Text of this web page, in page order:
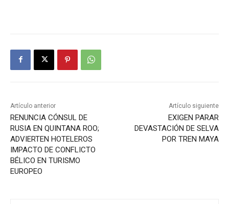
Artículo anterior
RENUNCIA CÓNSUL DE
RUSIA EN QUINTANA ROO;
ADVIERTEN HOTELEROS
IMPACTO DE CONFLICTO
BÉLICO EN TURISMO
EUROPEO
Artículo siguiente
EXIGEN PARAR
DEVASTACIÓN DE SELVA
POR TREN MAYA